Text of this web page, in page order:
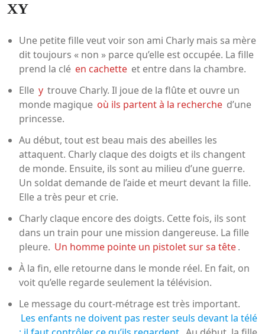
XY
Une petite fille veut voir son ami Charly mais sa mère
dit toujours « non » parce qu’elle est occupée. La fille
prend la clé en cachette et entre dans la chambre.
Elle y trouve Charly. Il joue de la flûte et ouvre un
monde magique où ils partent à la recherche d’une
princesse.
Au début, tout est beau mais des abeilles les
attaquent. Charly claque des doigts et ils changent
de monde. Ensuite, ils sont au milieu d’une guerre.
Un soldat demande de l’aide et meurt devant la fille.
Elle a très peur et crie.
Charly claque encore des doigts. Cette fois, ils sont
dans un train pour une mission dangereuse. La fille
pleure. Un homme pointe un pistolet sur sa tête.
À la fin, elle retourne dans le monde réel. En fait, on
voit qu’elle regarde seulement la télévision.
Le message du court-métrage est très important.
Les enfants ne doivent pas rester seuls devant la télé